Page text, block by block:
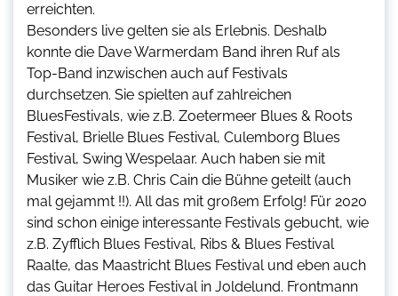
erreichten.
Besonders live gelten sie als Erlebnis. Deshalb
konnte die Dave Warmerdam Band ihren Ruf als
Top-Band inzwischen auch auf Festivals
durchsetzen. Sie spielten auf zahlreichen
BluesFestivals, wie z.B. Zoetermeer Blues & Roots
Festival, Brielle Blues Festival, Culemborg Blues
Festival, Swing Wespelaar. Auch haben sie mit
Musiker wie z.B. Chris Cain die Bühne geteilt (auch
mal gejammt !!). All das mit großem Erfolg! Für 2020
sind schon einige interessante Festivals gebucht, wie
z.B. Zyfflich Blues Festival, Ribs & Blues Festival
Raalte, das Maastricht Blues Festival und eben auch
das Guitar Heroes Festival in Joldelund. Frontmann